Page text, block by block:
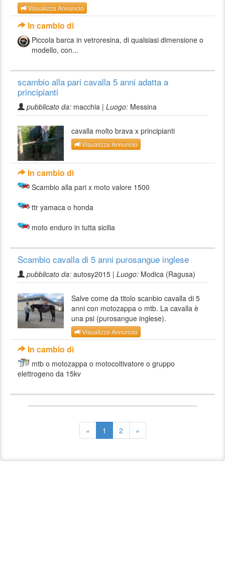
Visualizza Annuncio
In cambio di
Piccola barca in vetroresina, di qualsiasi dimensione o
modello, con...
scambio alla pari cavalla 5 anni adatta a
principianti
pubblicato da: macchia | Luogo: Messina
cavalla molto brava x principianti
Visualizza Annuncio
In cambio di
Scambio alla pari x moto valore 1500
ttr yamaca o honda
moto enduro in tutta sicilia
Scambio cavalla di 5 anni purosangue inglese
pubblicato da: autosy2015 | Luogo: Modica (Ragusa)
Salve come da titolo scanbio cavalla di 5
anni con motozappa o mtb. La cavalla è
una psi (purosangue inglese).
Visualizza Annuncio
In cambio di
mtb o motozappa o motocoltivatore o gruppo
elettrogeno da 15kv
« 1 2 »